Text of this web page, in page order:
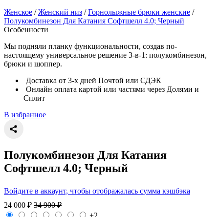
Женское / Женский низ / Горнолыжные брюки женские /
Полукомбинезон Для Катания Софтшелл 4.0; Черный
Особенности
Мы подняли планку функциональности, создав по-
настоящему универсальное решение 3-в-1: полукомбинезон,
брюки и шоппер.
Доставка от 3-х дней Почтой или СДЭК
Онлайн оплата картой или частями через Долями и
Сплит
В избранное
Полукомбинезон Для Катания
Софтшелл 4.0; Черный
Войдите в аккаунт, чтобы отображалась сумма кэшбэка
24 000 ₽ 34 900₽
+2